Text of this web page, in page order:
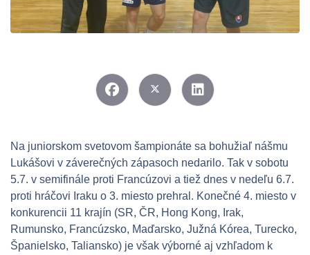
Na juniorskom svetovom šampionáte sa bohužiaľ nášmu
Lukášovi v záverečných zápasoch nedarilo. Tak v sobotu
5.7. v semifinále proti Francúzovi a tiež dnes v nedeľu 6.7.
proti hráčovi Iraku o 3. miesto prehral. Konečné 4. miesto v
konkurencii 11 krajín (SR, ČR, Hong Kong, Irak,
Rumunsko, Francúzsko, Maďarsko, Južná Kórea, Turecko,
Španielsko, Taliansko) je však výborné aj vzhľadom k